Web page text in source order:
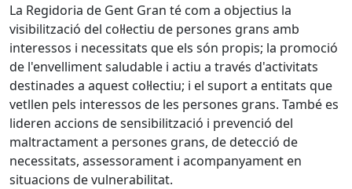
La Regidoria de Gent Gran té com a objectius la
visibilització del col·lectiu de persones grans amb
interessos i necessitats que els són propis; la promoció
de l'envelliment saludable i actiu a través d'activitats
destinades a aquest col·lectiu; i el suport a entitats que
vetllen pels interessos de les persones grans. També es
lideren accions de sensibilització i prevenció del
maltractament a persones grans, de detecció de
necessitats, assessorament i acompanyament en
situacions de vulnerabilitat.